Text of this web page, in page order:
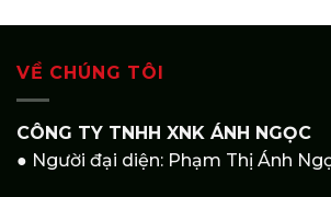
VỀ CHÚNG TÔI
CÔNG TY TNHH XNK ÁNH NGỌC
● Người đại diện: Phạm Thị Ánh